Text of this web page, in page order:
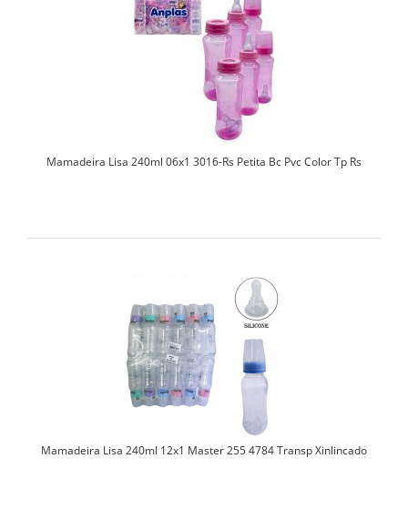
Mamadeira Lisa 240ml 06x1 3016-Rs Petita Bc Pvc Color Tp Rs
Mamadeira Lisa 240ml 12x1 Master 255 4784 Transp Xinlincado